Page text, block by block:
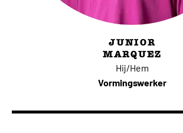
JUNIOR
MARQUEZ
Hij/Hem
Vormingswerker